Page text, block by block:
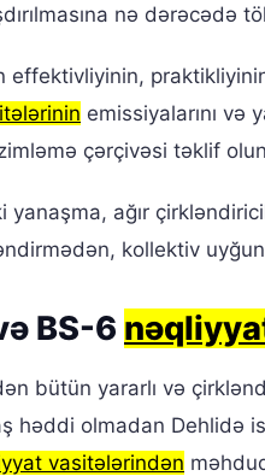
nə dərəcədə
effektivliyinin,
emissiyalarını və
çərçivəsi təklif
yanaşma, ağır
kollektiv
BS-6
bütün yararlı və
həddi olmadan Dehlidə
vasitələrindən